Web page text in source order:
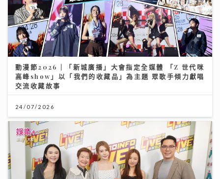
動漫節2026｜「新城廣播」大會指定全媒體 「Z 世代咪
高峰show」以「我們的收藏品」為主題 眾歌手傾力獻唱
交流收藏故事
24/07/2026